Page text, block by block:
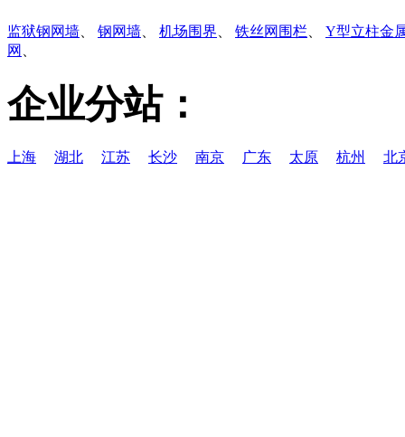
监狱钢网墙 钢网墙 机场围界 铁丝网围栏
Y型立柱金
网
企业分站：
上海 湖北 江苏 长沙 南京 广东 太原 杭州 北